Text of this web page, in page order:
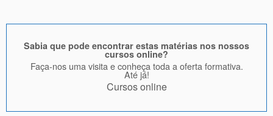
Sabia que pode encontrar estas matérias nos nossos
cursos online?
Faça-nos uma visita e conheça toda a oferta formativa.
Até já!
Cursos online